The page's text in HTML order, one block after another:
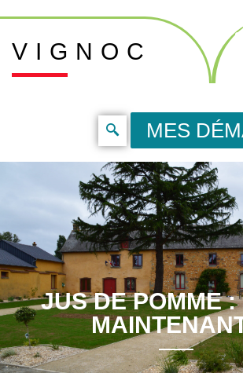
VIGNOC
MES
JUS DE POMME :